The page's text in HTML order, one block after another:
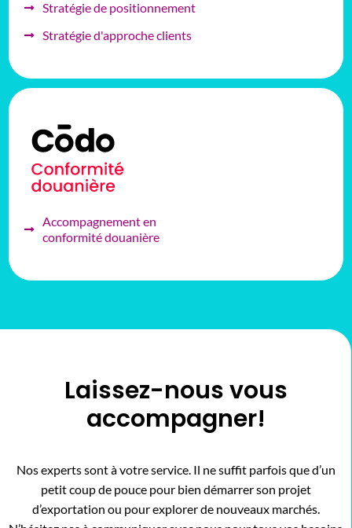
Stratégie de positionnement
Stratégie d'approche clients
Accompagnement en
conformité douanière
Laissez-nous vous
accompagner!
Nos experts sont à votre service. Il ne suffit parfois que d’un
petit coup de pouce pour bien démarrer son projet
d’exportation ou pour explorer de nouveaux marchés.